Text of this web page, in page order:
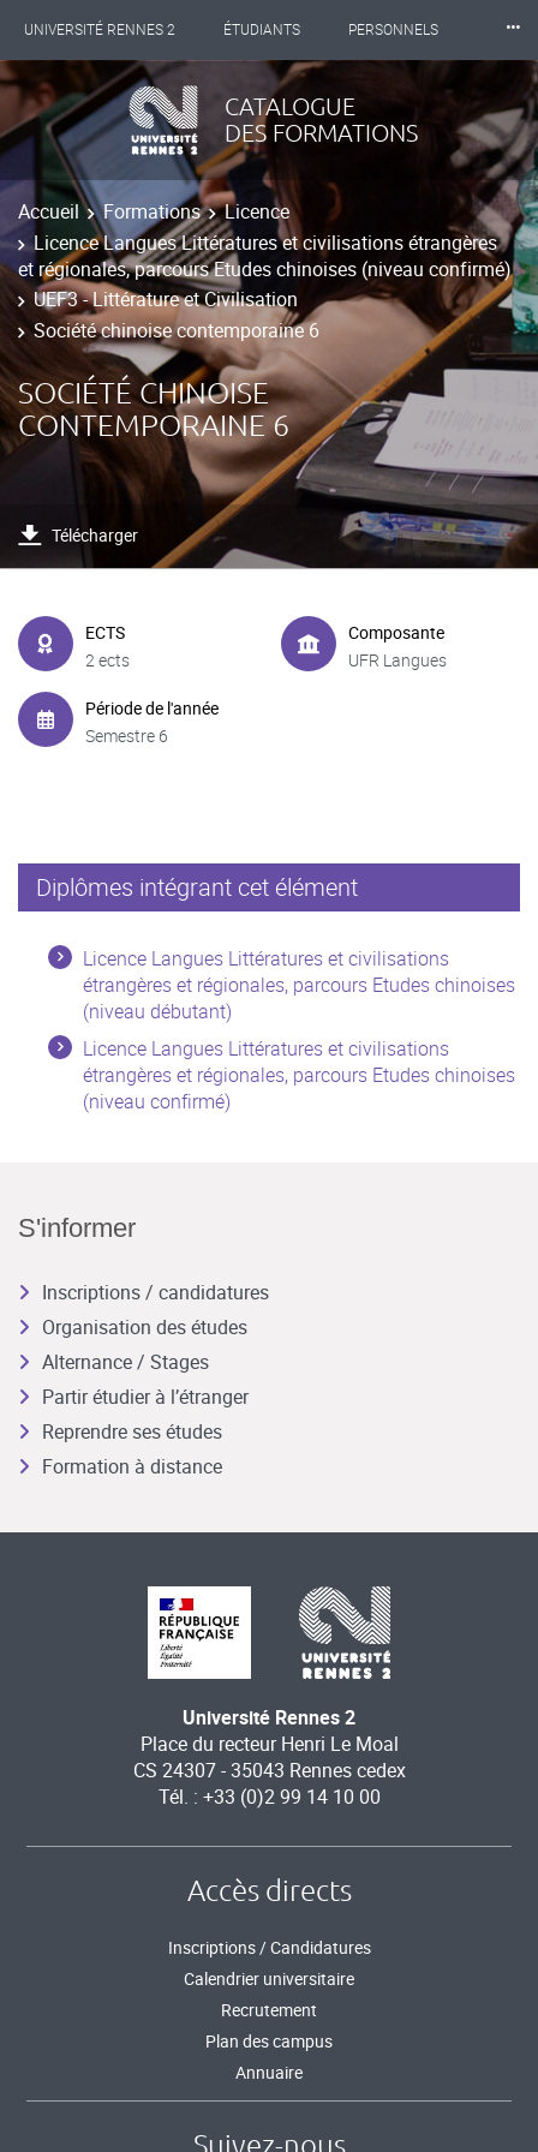
UNIVERSITÉ RENNES 2 ÉTUDIANTS PERSONNELS
INTERNATIONAL PROFESSIONNELS BIBLIOTHÈQUES
LES NOUVELLES DE RENNES 2
⸱⸱⸱
CATALOGUE
DES FORMATIONS
Accueil Formations
Licence
Licence Langues Littératures et civilisations étrangères
et régionales, parcours Etudes chinoises (niveau confirmé)
UEF3 - Littérature et Civilisation
Société chinoise contemporaine 6
SOCIÉTÉ CHINOISE
CONTEMPORAINE 6
Télécharger
ECTS
2 ects
Composante
UFR Langues
Période de l'année
Semestre 6
Diplômes intégrant cet élément
Licence Langues Littératures et civilisations
étrangères et régionales, parcours Etudes chinoises
(niveau débutant)
Licence Langues Littératures et civilisations
étrangères et régionales, parcours Etudes chinoises
(niveau confirmé)
S'informer
Inscriptions / candidatures
Organisation des études
Alternance / Stages
Partir étudier à l’étranger
Reprendre ses études
Formation à distance
Université Rennes 2
Place du recteur Henri Le Moal
CS 24307 - 35043 Rennes cedex
Tél. : +33 (0)2 99 14 10 00
Accès directs
Inscriptions / Candidatures
Calendrier universitaire
Recrutement
Plan des campus
Annuaire
Suivez-nous